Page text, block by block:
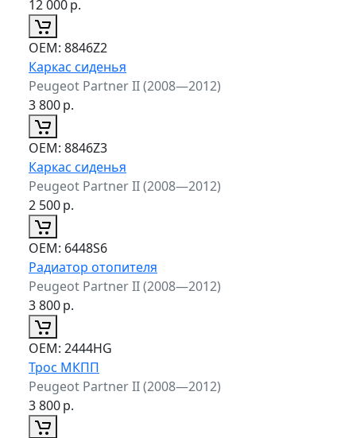
12 000р.
ОЕМ: 8846Z2
Каркас сиденья
Peugeot Partner II (2008—2012)
3 800р.
ОЕМ: 8846Z3
Каркас сиденья
Peugeot Partner II (2008—2012)
2 500р.
ОЕМ: 6448S6
Радиатор отопителя
Peugeot Partner II (2008—2012)
3 800р.
ОЕМ: 2444HG
Трос МКПП
Peugeot Partner II (2008—2012)
3 800р.